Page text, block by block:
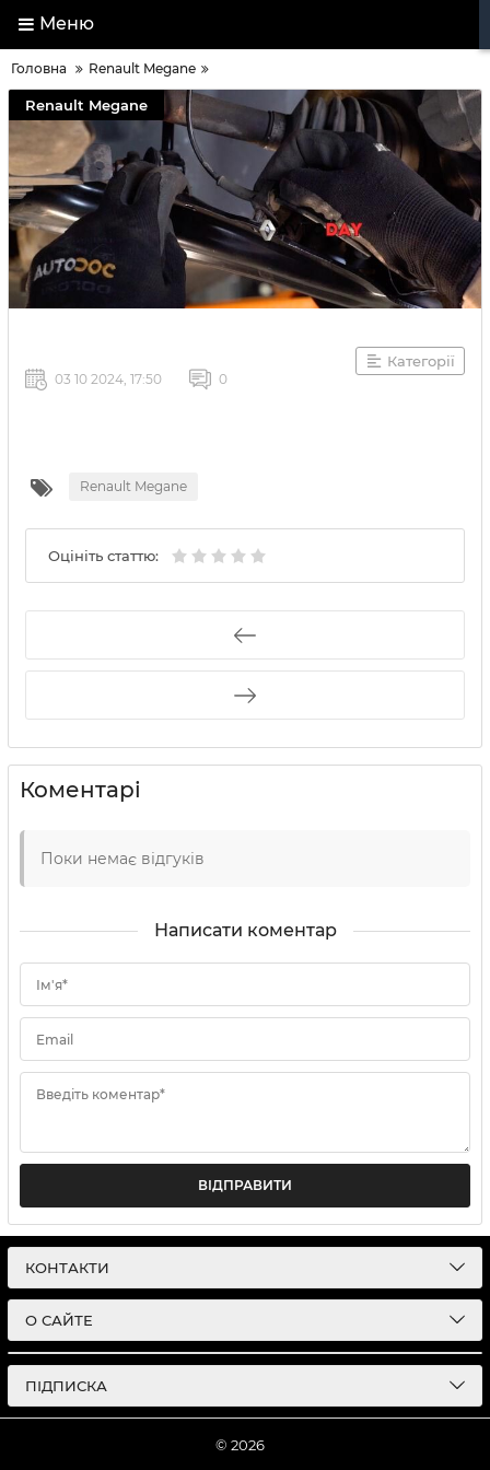
Меню
Головна Renault Megane
Renault Megane
Категорії
03 10 2024, 17:50 0
Renault Megane
Оцініть статтю:
Коментарі
Поки немає відгуків
Написати коментар
Ім'я*
Email
Введіть коментар*
ВІДПРАВИТИ
КОНТАКТИ
О САЙТЕ
ПІДПИСКА
© 2026